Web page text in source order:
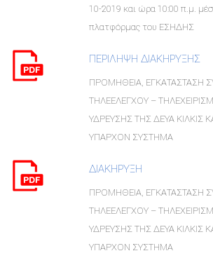
10-2019 και ώρα 10:00 π.μ.
πλατφόρμας του ΕΣΗΔΗΣ
ΠΕΡΙΛΗΨΗ ΔΙΑΚΗΡΥΞΗΣ
ΠΡΟΜΗΘΕΙΑ, ΕΓΚΑΤΑΣΤΑΣΗ
ΤΗΛΕΕΛΕΓΧΟΥ –
ΥΔΡΕΥΣΗΣ ΤΗΣ ΔΕΥΑ ΚΙΛΚΙΣ
ΥΠΑΡΧΟΝ ΣΥΣΤΗΜΑ
ΔΙΑΚΗΡΥΞΗ
ΠΡΟΜΗΘΕΙΑ, ΕΓΚΑΤΑΣΤΑΣΗ
ΤΗΛΕΕΛΕΓΧΟΥ –
ΥΔΡΕΥΣΗΣ ΤΗΣ ΔΕΥΑ ΚΙΛΚΙΣ
ΥΠΑΡΧΟΝ ΣΥΣΤΗΜΑ